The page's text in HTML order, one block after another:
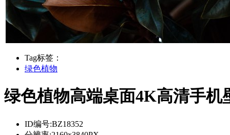
Tag标签：
绿色植物
绿色植物高端桌面4K高清手机
ID编号:BZ18352